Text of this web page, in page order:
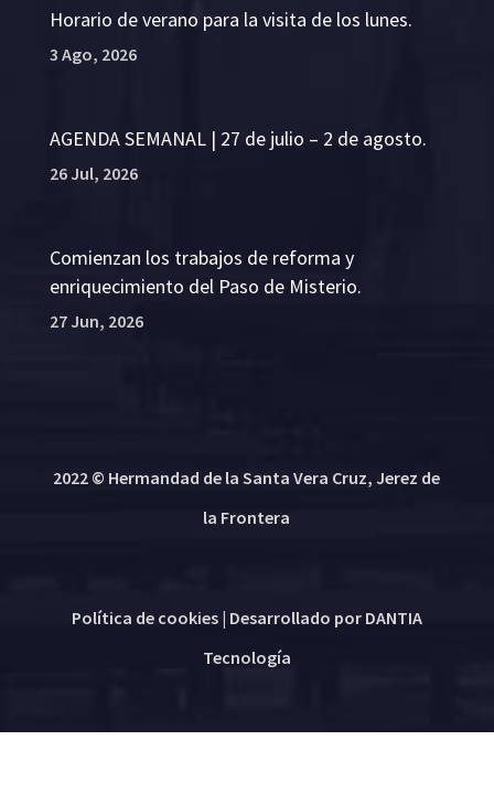
Horario de verano para la visita de los lunes.
3 Ago, 2026
AGENDA SEMANAL | 27 de julio – 2 de agosto.
26 Jul, 2026
Comienzan los trabajos de reforma y
enriquecimiento del Paso de Misterio.
27 Jun, 2026
2022 © Hermandad de la Santa Vera Cruz, Jerez de
la Frontera
Política de cookies| Desarrollado por DANTIA
Tecnología